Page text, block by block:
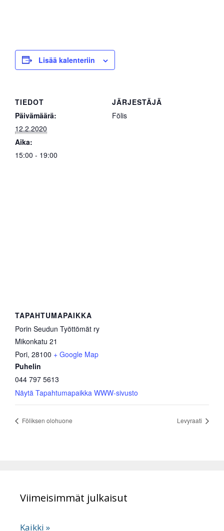
Lisää kalenteriin
TIEDOT
Päivämäärä:
12.2.2020
Aika:
15:00 - 19:00
JÄRJESTÄJÄ
Fölis
TAPAHTUMAPAIKKA
Porin Seudun Työttömät ry
Mikonkatu 21
Pori, 28100 + Google Map
Puhelin
044 797 5613
Näytä Tapahtumapaikka WWW-sivusto
Föliksen olohuone Levyraati
Viimeisimmät julkaisut
Kaikki »